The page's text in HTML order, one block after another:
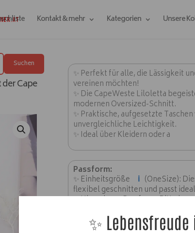
Kontakt & mehr Kategorien Unsere
Suchen
Cape
✨ Perfekt für alle, die Lässigkeit
vereinen möchten!
✨ Die CapeWeste Liloletta
modernen Oversized-Schnitt.
✨ Praktische, aufgesetzte
unvergleichliche Leichtigkeit.
✨ Ideal über Kleidern oder a
Passform:
✨ Einheitsgröße ℹ️ (OneSize):
flexibel geschnitten und passt ideal
✨ Hinweis zur Passform: Bitte
✨ Länge: ca. 108 cm.
✨